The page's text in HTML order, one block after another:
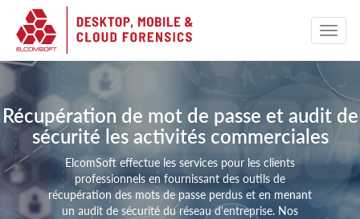
Récupération de mot de passe et audit de
sécurité les activités commerciales
ElcomSoft effectue les services pour les clients
professionnels en fournissant des outils de
récupération des mots de passe perdus et en menant
un audit de sécurité du réseau d'entreprise. Nos